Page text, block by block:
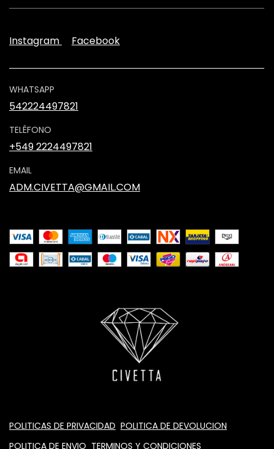
Instagram Facebook
WHATSAPP
542224497821
TELÉFONO
+549 2224497821
EMAIL
ADM.CIVETTA@GMAIL.COM
POLITICAS DE PRIVACIDAD POLITICA DE DEVOLUCION
POLITICA DE ENVIO TERMINOS Y CONDICIONES